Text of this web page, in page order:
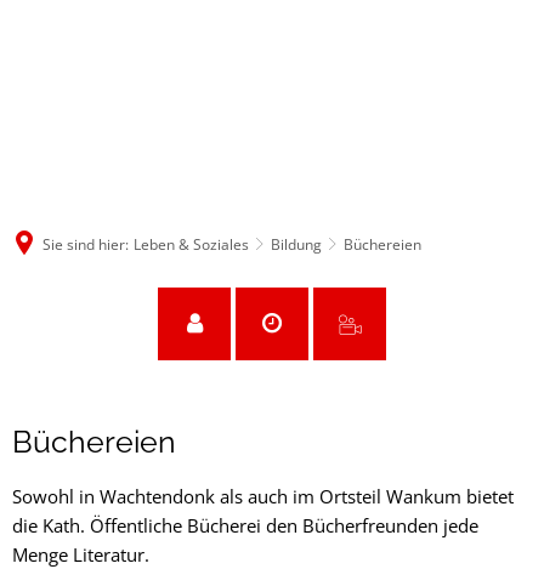
Sie sind hier: Leben & Soziales Bildung Büchereien
Büchereien
Büchereien
Sowohl in Wachtendonk als auch im Ortsteil Wankum bietet
die Kath. Öffentliche Bücherei den Bücherfreunden jede
Menge Literatur.